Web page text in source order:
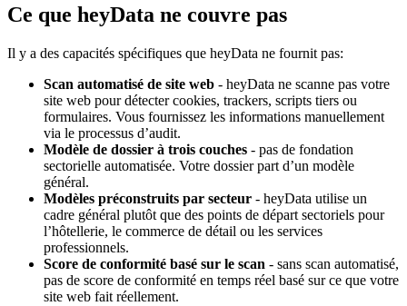
Ce que heyData ne couvre pas
Il y a des capacités spécifiques que heyData ne fournit pas:
Scan automatisé de site web - heyData ne scanne pas votre
site web pour détecter cookies, trackers, scripts tiers ou
formulaires. Vous fournissez les informations manuellement
via le processus d’audit.
Modèle de dossier à trois couches - pas de fondation
sectorielle automatisée. Votre dossier part d’un modèle
général.
Modèles préconstruits par secteur - heyData utilise un
cadre général plutôt que des points de départ sectoriels pour
l’hôtellerie, le commerce de détail ou les services
professionnels.
Score de conformité basé sur le scan - sans scan automatisé,
pas de score de conformité en temps réel basé sur ce que votre
site web fait réellement.